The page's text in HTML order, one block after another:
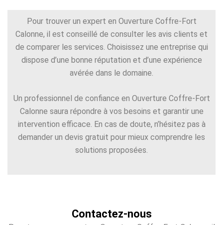
Pour trouver un expert en Ouverture Coffre-Fort
Calonne, il est conseillé de consulter les avis clients et
de comparer les services. Choisissez une entreprise qui
dispose d’une bonne réputation et d’une expérience
avérée dans le domaine.
Un professionnel de confiance en Ouverture Coffre-Fort
Calonne saura répondre à vos besoins et garantir une
intervention efficace. En cas de doute, n’hésitez pas à
demander un devis gratuit pour mieux comprendre les
solutions proposées.
Contactez-nous